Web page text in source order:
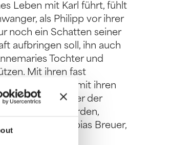
Leben mit Karl führt, fühlt
als Philipp vor ihrer
noch ein Schatten seiner
aufbringen soll, ihn auch
Tochter und
Mit ihren fast
und hat mit ihren
allerdings unter der
zu werden,
Tobias Breuer,